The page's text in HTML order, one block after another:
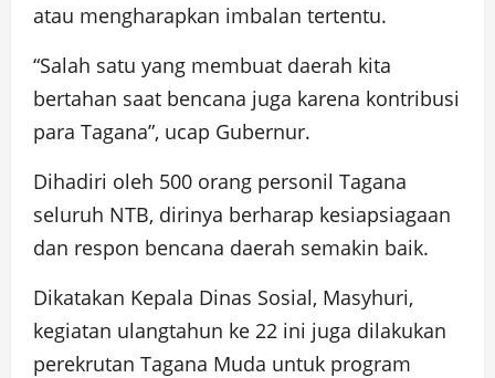
atau mengharapkan imbalan tertentu.
“Salah satu yang membuat daerah kita
bertahan saat bencana juga karena kontribusi
para Tagana”, ucap Gubernur.
Dihadiri oleh 500 orang personil Tagana
seluruh NTB, dirinya berharap kesiapsiagaan
dan respon bencana daerah semakin baik.
Dikatakan Kepala Dinas Sosial, Masyhuri,
kegiatan ulangtahun ke 22 ini juga dilakukan
perekrutan Tagana Muda untuk program